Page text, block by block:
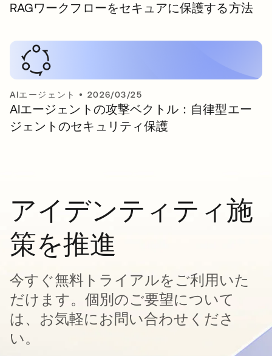
RAGワークフローをセキュアに保護する方法
AIエージェント • 2026/03/25
AIエージェントの攻撃ベクトル：自律型エー
ジェントのセキュリティ保護
アイデンティティ施
策を推進
今すぐ無料トライアルをご利用いた
だけます。個別のご要望について
は、お気軽にお問い合わせくださ
い。